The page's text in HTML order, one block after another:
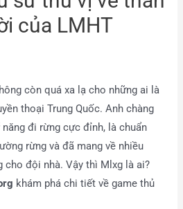
của LMHT
còn quá xa lạ cho những ai là
thoại Trung Quốc. Anh chàng
đi rừng cực đỉnh, là chuẩn
rừng và đã mang về nhiều
cho đội nhà. Vậy thì Mlxg là ai?
khám phá chi tiết về game thủ